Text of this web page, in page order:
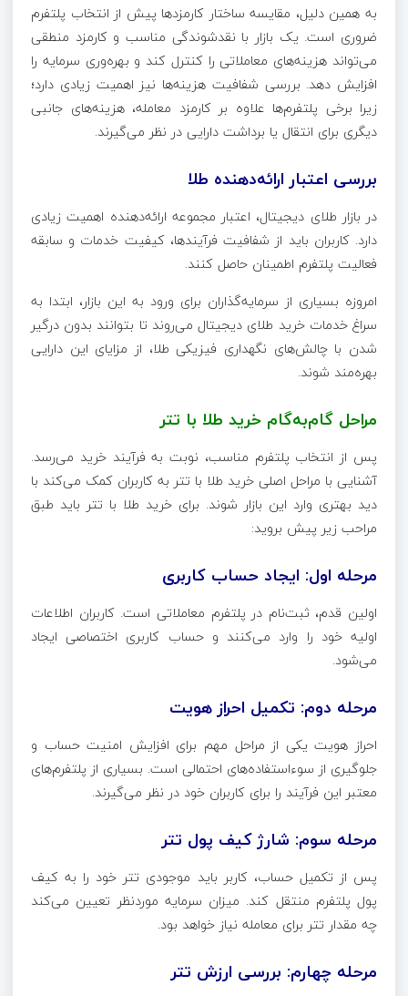
به همین دلیل، مقایسه ساختار کارمزدها پیش از انتخاب پلتفرم
ضروری است. یک بازار با نقدشوندگی مناسب و کارمزد منطقی
می‌تواند هزینه‌های معاملاتی را کنترل کند و بهره‌وری سرمایه را
افزایش دهد. بررسی شفافیت هزینه‌ها نیز اهمیت زیادی دارد؛
زیرا برخی پلتفرم‌ها علاوه بر کارمزد معامله، هزینه‌های جانبی
دیگری برای انتقال یا برداشت دارایی در نظر می‌گیرند.
بررسی اعتبار ارائه‌دهنده طلا
در بازار طلای دیجیتال، اعتبار مجموعه ارائه‌دهنده اهمیت زیادی
دارد. کاربران باید از شفافیت فرآیندها، کیفیت خدمات و سابقه
فعالیت پلتفرم اطمینان حاصل کنند.
امروزه بسیاری از سرمایه‌گذاران برای ورود به این بازار، ابتدا به
سراغ خدمات خرید طلای دیجیتال می‌روند تا بتوانند بدون درگیر
شدن با چالش‌های نگهداری فیزیکی طلا، از مزایای این دارایی
بهره‌مند شوند.
مراحل گام‌به‌گام خرید طلا با تتر
پس از انتخاب پلتفرم مناسب، نوبت به فرآیند خرید می‌رسد.
آشنایی با مراحل اصلی خرید طلا با تتر به کاربران کمک می‌کند با
دید بهتری وارد این بازار شوند. برای خرید طلا با تتر باید طبق
مراحب زیر پیش بروید:
مرحله اول: ایجاد حساب کاربری
اولین قدم، ثبت‌نام در پلتفرم معاملاتی است. کاربران اطلاعات
اولیه خود را وارد می‌کنند و حساب کاربری اختصاصی ایجاد
می‌شود.
مرحله دوم: تکمیل احراز هویت
احراز هویت یکی از مراحل مهم برای افزایش امنیت حساب و
جلوگیری از سوءاستفاده‌های احتمالی است. بسیاری از پلتفرم‌های
معتبر این فرآیند را برای کاربران خود در نظر می‌گیرند.
مرحله سوم: شارژ کیف پول تتر
پس از تکمیل حساب، کاربر باید موجودی تتر خود را به کیف
پول پلتفرم منتقل کند. میزان سرمایه موردنظر تعیین می‌کند
چه مقدار تتر برای معامله نیاز خواهد بود.
مرحله چهارم: بررسی ارزش تتر